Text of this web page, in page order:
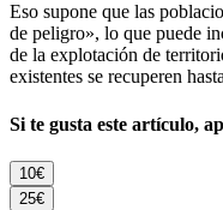
Eso supone que las
de peligro», lo que puede
de la explotación de
existentes se recuperen
Si te gusta este artículo,
10€
25€